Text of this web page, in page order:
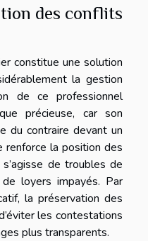
des conflits
constitue une solution
la gestion
de ce professionnel
précieuse, car son
du contraire devant un
renforce la position des
de troubles de
loyers impayés. Par
la préservation des
les contestations
plus transparents.